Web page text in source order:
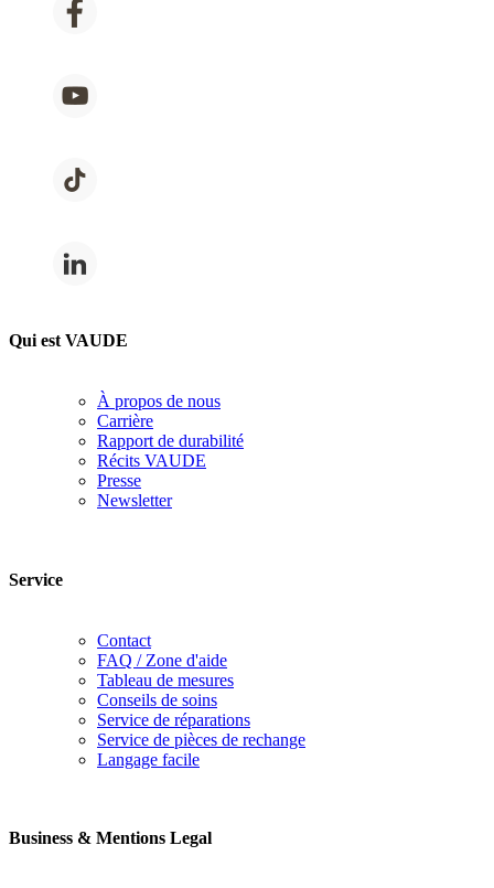
Qui est VAUDE
À propos de nous
Carrière
Rapport de durabilité
Récits VAUDE
Presse
Newsletter
Service
Contact
FAQ / Zone d'aide
Tableau de mesures
Conseils de soins
Service de réparations
Service de pièces de rechange
Langage facile
Business & Mentions Legal